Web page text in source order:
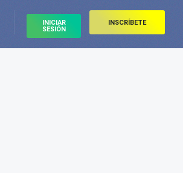
INICIAR
SESIÓN
INSCRÍBETE